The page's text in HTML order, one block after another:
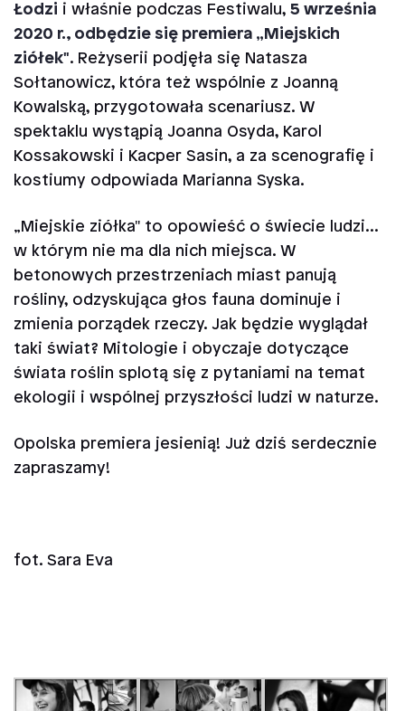
Łodzi i właśnie podczas Festiwalu, 5 września
2020 r., odbędzie się premiera „Miejskich
ziółek". Reżyserii podjęła się Natasza
Sołtanowicz, która też wspólnie z Joanną
Kowalską, przygotowała scenariusz. W
spektaklu wystąpią Joanna Osyda, Karol
Kossakowski i Kacper Sasin, a za scenografię i
kostiumy odpowiada Marianna Syska.
„Miejskie ziółka" to opowieść o świecie ludzi...
w którym nie ma dla nich miejsca. W
betonowych przestrzeniach miast panują
rośliny, odzyskująca głos fauna dominuje i
zmienia porządek rzeczy. Jak będzie wyglądał
taki świat? Mitologie i obyczaje dotyczące
świata roślin splotą się z pytaniami na temat
ekologii i wspólnej przyszłości ludzi w naturze.
Opolska premiera jesienią! Już dziś serdecznie
zapraszamy!
fot. Sara Eva